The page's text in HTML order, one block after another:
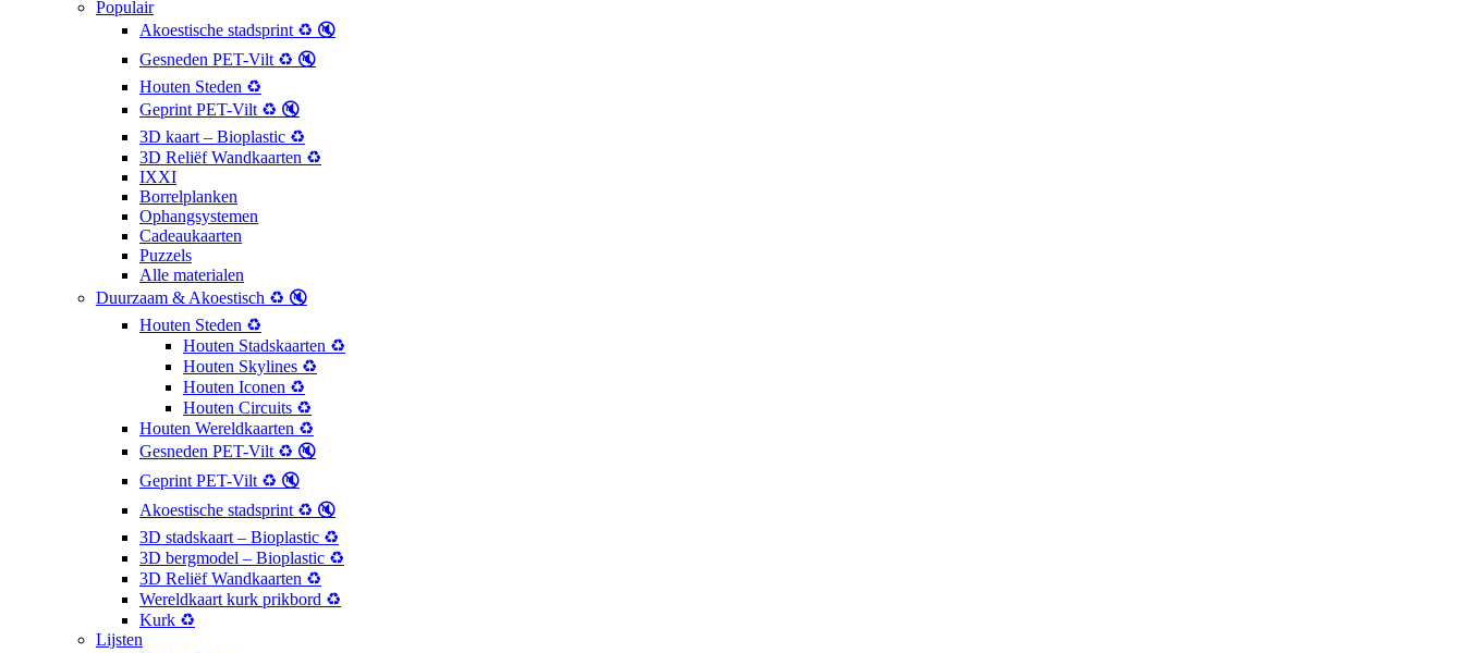
Populair
Akoestische stadsprint ♻️ 🔇
Gesneden PET-Vilt ♻️ 🔇
Houten Steden ♻️
Geprint PET-Vilt ♻️ 🔇
3D kaart – Bioplastic ♻️
3D Reliëf Wandkaarten ♻️
IXXI
Borrelplanken
Ophangsystemen
Cadeaukaarten
Puzzels
Alle materialen
Duurzaam & Akoestisch ♻️ 🔇
Houten Steden ♻️
Houten Stadskaarten ♻️
Houten Skylines ♻️
Houten Iconen ♻️
Houten Circuits ♻️
Houten Wereldkaarten ♻️
Gesneden PET-Vilt ♻️ 🔇
Geprint PET-Vilt ♻️ 🔇
Akoestische stadsprint ♻️ 🔇
3D stadskaart – Bioplastic ♻️
3D bergmodel – Bioplastic ♻️
3D Reliëf Wandkaarten ♻️
Wereldkaart kurk prikbord ♻️
Kurk ♻️
Lijsten